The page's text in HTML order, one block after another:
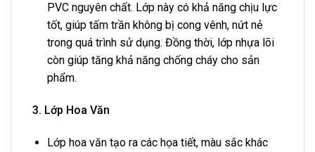
PVC nguyên chất. Lớp này có khả năng chịu lực
tốt, giúp tấm trần không bị cong vênh, nứt nẻ
trong quá trình sử dụng. Đồng thời, lớp nhựa lõi
còn giúp tăng khả năng chống cháy cho sản
phẩm.
3. Lớp Hoa Văn
Lớp hoa văn tạo ra các họa tiết, màu sắc khác